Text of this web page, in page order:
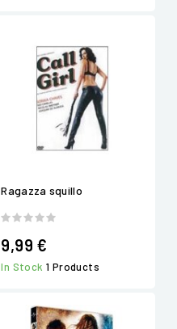
Ragazza squillo
9,99 €
In Stock1 Products